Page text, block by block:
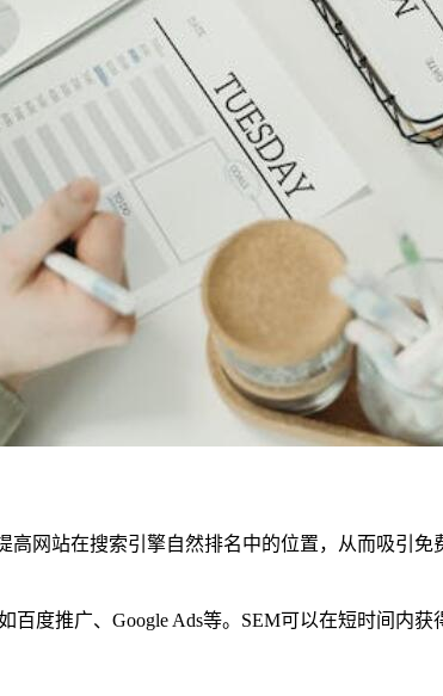
高网站在搜索引擎自然排名中的位置，从而吸引
百度推广、Google Ads等。SEM可以在短时间内